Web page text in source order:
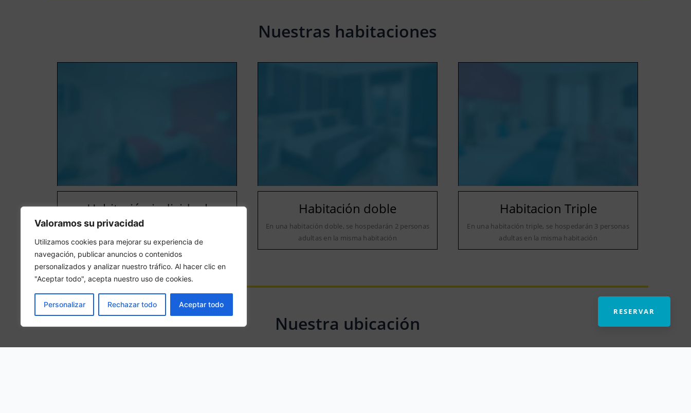
Valoramos su privacidad
Utilizamos cookies para mejorar su experiencia de
navegación, publicar anuncios o contenidos
personalizados y analizar nuestro tráfico. Al hacer clic en
"Aceptar todo", acepta nuestro uso de cookies.
Personalizar Rechazar todo Aceptar todo
Nuestras habitaciones
Habitación individual
En una habitación individual, se hospedará 1 persona
adulta en la habitación
Habitación doble
En una habitación doble, se hospedarán 2 personas
adultas en la misma habitación
Habitacion Triple
En una habitación triple, se hospedarán 3 personas
adultas en la misma habitación
Nuestra ubicación
C. Mayor, 30, 02327 Pozuelo, Albacete, Spain
RESERVAR